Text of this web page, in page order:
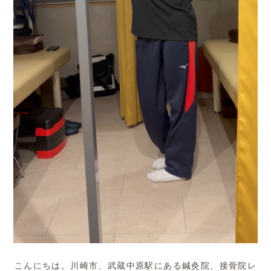
こんにちは。川崎市、武蔵中原駅にある鍼灸院、接骨院レ